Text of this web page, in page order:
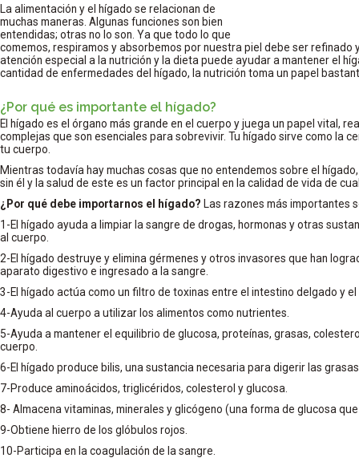
La alimentación y el hígado se relacionan de
muchas maneras. Algunas funciones son bien
entendidas; otras no lo son. Ya que todo lo que
comemos, respiramos y absorbemos por nuestra piel debe ser refinado
atención especial a la nutrición y la dieta puede ayudar a mantener el
cantidad de enfermedades del hígado, la nutrición toma un papel
¿Por qué es importante el hígado?
El hígado es el órgano más grande en el cuerpo y juega un papel vital,
complejas que son esenciales para sobrevivir. Tu hígado sirve como la
tu cuerpo.
Mientras todavía hay muchas cosas que no entendemos sobre el
sin él y la salud de este es un factor principal en la calidad de vida de
¿Por qué debe importarnos el hígado? Las razones más importantes
1-El hígado ayuda a limpiar la sangre de drogas, hormonas y otras
al cuerpo.
2-El hígado destruye y elimina gérmenes y otros invasores que han
aparato digestivo e ingresado a la sangre.
3-El hígado actúa como un filtro de toxinas entre el intestino delgado y
4-Ayuda al cuerpo a utilizar los alimentos como nutrientes.
5-Ayuda a mantener el equilibrio de glucosa, proteínas, grasas,
cuerpo.
6-El hígado produce bilis, una sustancia necesaria para digerir las
7-Produce aminoácidos, triglicéridos, colesterol y glucosa.
8- Almacena vitaminas, minerales y glicógeno (una forma de glucosa
9-Obtiene hierro de los glóbulos rojos.
10-Participa en la coagulación de la sangre.